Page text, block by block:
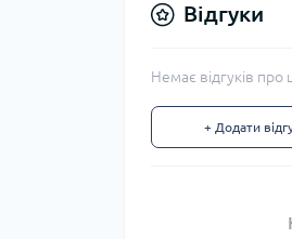
Відгуки
Немає відгуків про
+ Додати